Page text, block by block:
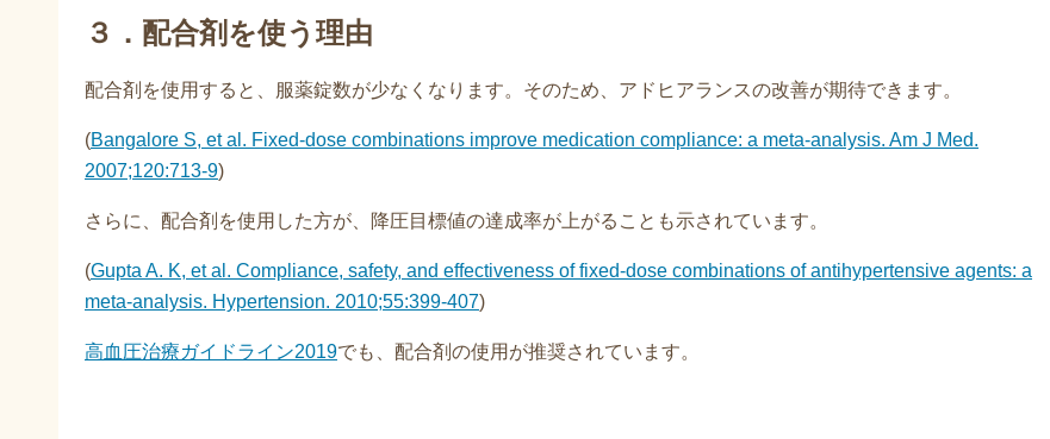
３．配合剤を使う理由
配合剤を使用すると、服薬錠数が少なくなります。そのため、アドヒアランスの改善が期待できます。
(Bangalore S, et al. Fixed-dose combinations improve medication compliance: a meta-analysis. Am J Med.
2007;120:713-9)
さらに、配合剤を使用した方が、降圧目標値の達成率が上がることも示されています。
(Gupta A. K, et al. Compliance, safety, and effectiveness of fixed-dose combinations of antihypertensive agents: a
meta-analysis. Hypertension. 2010;55:399-407)
高血圧治療ガイドライン2019でも、配合剤の使用が推奨されています。